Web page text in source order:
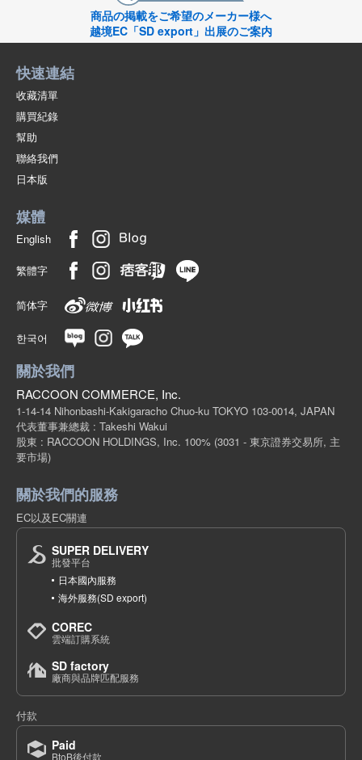
商品の掲載をご希望のメーカー様へ
越境EC「SD export」出展のご案内
快速連結
收藏清單
購買紀錄
幫助
聯絡我們
日本版
媒體
English
繁體字
简体字
한국어
關於我們
RACCOON COMMERCE, Inc.
1-14-14 Nihonbashi-Kakigaracho Chuo-ku TOKYO 103-0014, JAPAN
代表董事兼總裁 : Takeshi Wakui
股東 : RACCOON HOLDINGS, Inc. 100% (3031 - 東京證券交易所, 主
要市場)
關於我們的服務
EC以及EC關連
SUPER DELIVERY
批發平台
日本國內服務
海外服務(SD export)
COREC
雲端訂購系統
SD factory
廠商與品牌匹配服務
付款
Paid
BtoB後付款